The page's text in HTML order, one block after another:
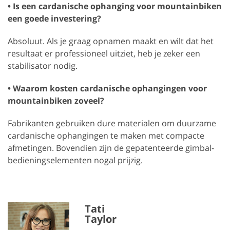
• Is een cardanische ophanging voor mountainbiken
een goede investering?
Absoluut. Als je graag opnamen maakt en wilt dat het
resultaat er professioneel uitziet, heb je zeker een
stabilisator nodig.
• Waarom kosten cardanische ophangingen voor
mountainbiken zoveel?
Fabrikanten gebruiken dure materialen om duurzame
cardanische ophangingen te maken met compacte
afmetingen. Bovendien zijn de gepatenteerde gimbal-
bedieningselementen nogal prijzig.
Tati
Taylor